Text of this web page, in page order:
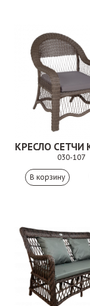
030-107